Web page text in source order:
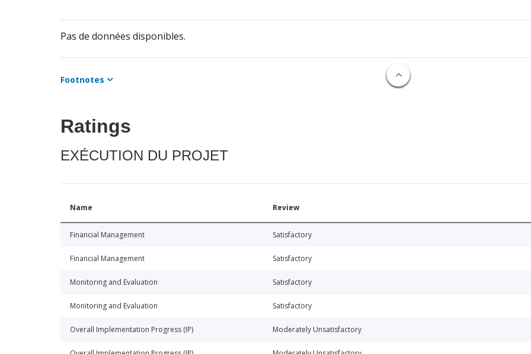
Pas de données disponibles.
Footnotes
Ratings
EXÉCUTION DU PROJET
Name Review
Financial Management Satisfactory
Financial Management Satisfactory
Monitoring and Evaluation Satisfactory
Monitoring and Evaluation Satisfactory
Overall Implementation Progress (IP) Moderately Unsatisfactory